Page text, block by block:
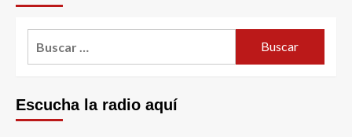
Escucha la radio aquí